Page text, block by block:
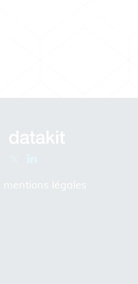
mentions légales